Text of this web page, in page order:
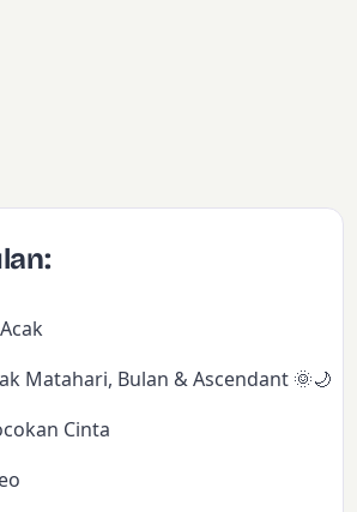
Matahari, Bulan & Ascendant 🌞🌙✨
Cinta